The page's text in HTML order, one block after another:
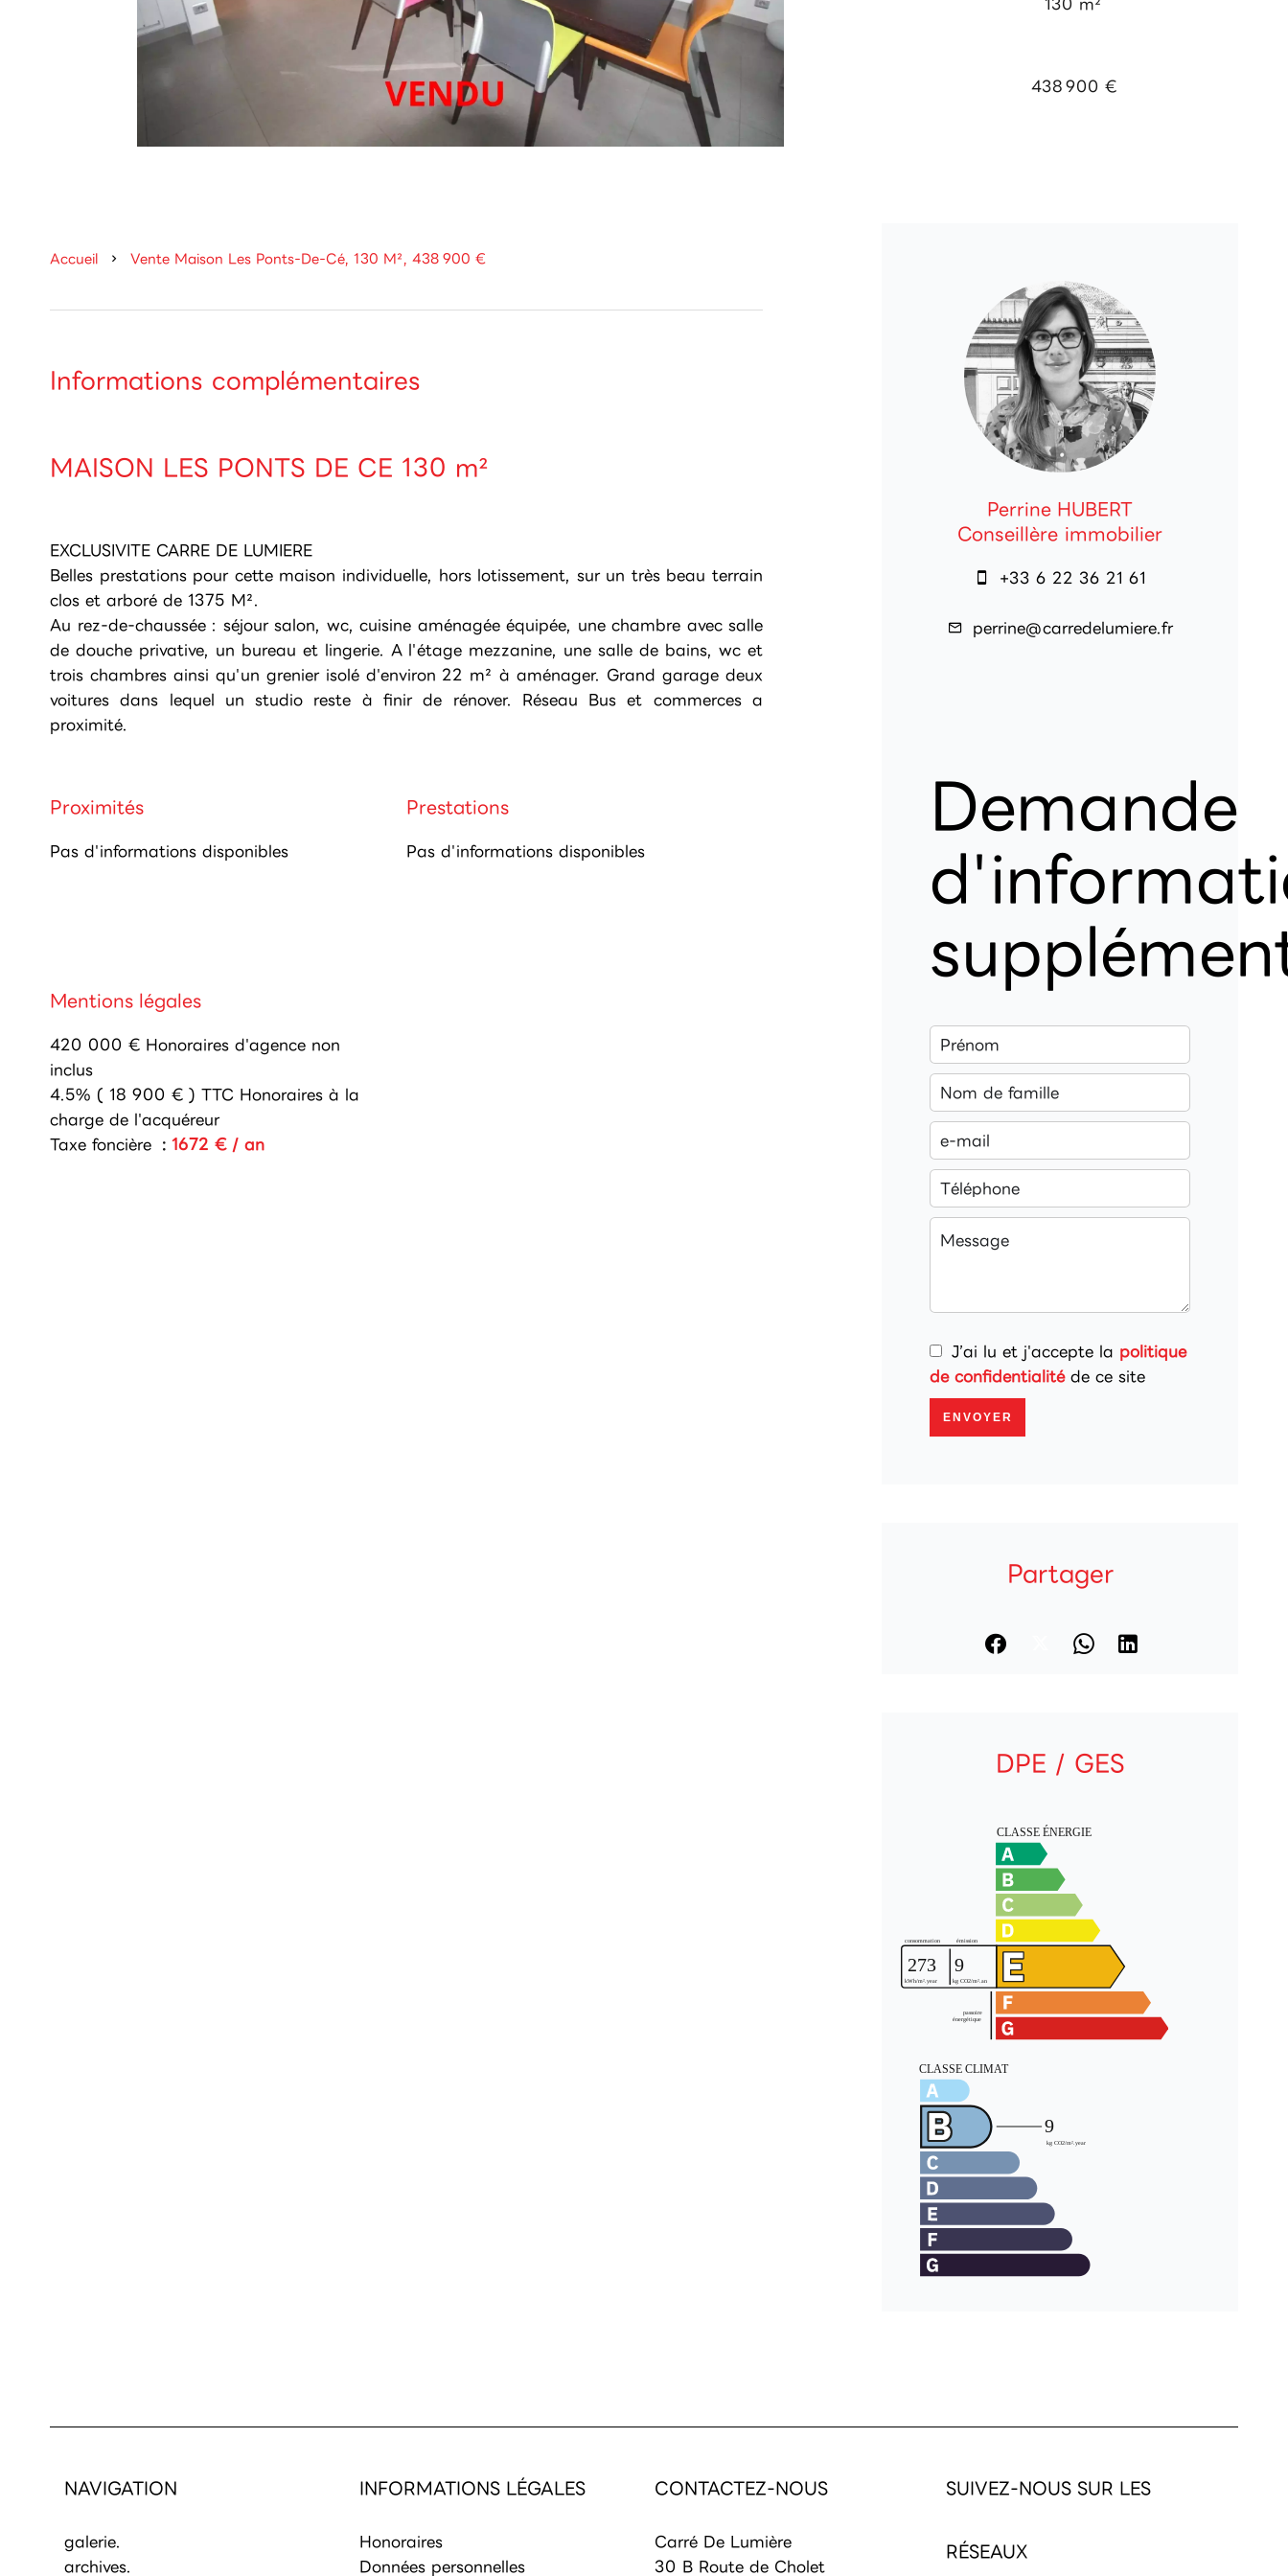
130 m²
438 900 €
Accueil Vente Maison Les Ponts-De-Cé, 130 M², 438 900 €
Informations complémentaires
MAISON LES PONTS DE CE 130 m²
EXCLUSIVITE CARRE DE LUMIERE
Belles prestations pour cette maison individuelle, hors lotissement, sur un très beau terrain
clos et arboré de 1375 M².
Au rez-de-chaussée : séjour salon, wc, cuisine aménagée équipée, une chambre avec salle
de douche privative, un bureau et lingerie. A l'étage mezzanine, une salle de bains, wc et
trois chambres ainsi qu'un grenier isolé d'environ 22 m² à aménager. Grand garage deux
voitures dans lequel un studio reste à finir de rénover. Réseau Bus et commerces a
proximité.
Proximités
Pas d'informations disponibles
Prestations
Pas d'informations disponibles
Mentions légales
420 000 € Honoraires d'agence non
inclus
4.5% ( 18 900 € ) TTC Honoraires à la
charge de l'acquéreur
Taxe foncière
1672 € / an
Perrine HUBERT
Conseillère immobilier
+33 6 22 36 21 61
perrine@carredelumiere.fr
Demande
J’ai lu et j'accepte la politique
de confidentialitéde ce site
ENVOYER
Partager
DPE / GES
NAVIGATION
galerie.
archives.
INFORMATIONS LÉGALES
Honoraires
Données personnelles
CONTACTEZ-NOUS
Carré De Lumière
30 B Route de Cholet
SUIVEZ-NOUS SUR LES
RÉSEAUX